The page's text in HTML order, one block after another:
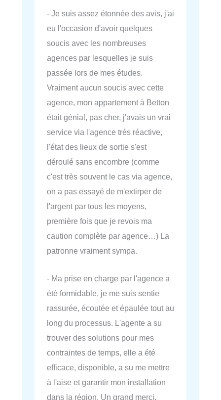
- Je suis assez étonnée des avis, j'ai
eu l'occasion d'avoir quelques
soucis avec les nombreuses
agences par lesquelles je suis
passée lors de mes études.
Vraiment aucun soucis avec cette
agence, mon appartement à Betton
était génial, pas cher, j'avais un vrai
service via l'agence très réactive,
l'état des lieux de sortie s'est
déroulé sans encombre (comme
c'est très souvent le cas via agence,
on a pas essayé de m'extirper de
l'argent par tous les moyens,
première fois que je revois ma
caution complète par agence…) La
patronne vraiment sympa.
- Ma prise en charge par l'agence a
été formidable, je me suis sentie
rassurée, écoutée et épaulée tout au
long du processus. L'agente a su
trouver des solutions pour mes
contraintes de temps, elle a été
efficace, disponible, a su me mettre
à l'aise et garantir mon installation
dans la région. Un grand merci.